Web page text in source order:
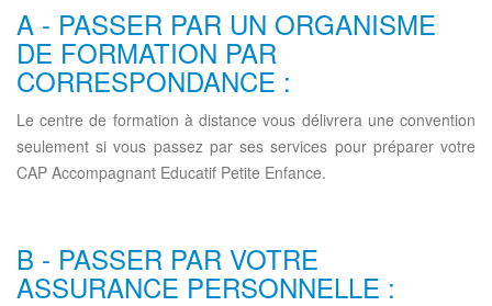
A - PASSER PAR UN ORGANISME
DE FORMATION PAR
CORRESPONDANCE :
Le centre de formation à distance vous délivrera une convention
seulement si vous passez par ses services pour préparer votre
CAP Accompagnant Educatif Petite Enfance.
B - PASSER PAR VOTRE
ASSURANCE PERSONNELLE :